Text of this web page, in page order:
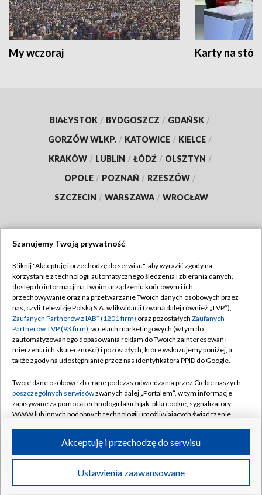
My wczoraj Karty na
BIAŁYSTOK / BYDGOSZCZ / GDAŃSK /
GORZÓW WLKP. / KATOWICE / KIELCE /
KRAKÓW / LUBLIN / ŁÓDŹ / OLSZTYN /
OPOLE / POZNAŃ / RZESZÓW /
SZCZECIN / WARSZAWA / WROCŁAW
TVP
Abonament TVP
Emisja w TVP
Centrum informacji TVP
Naziemna Telewizja Cyfrowa
Rada Programowa
System NOS
Informacje o nadawcy
Program dla prasy
Ogłoszenie przetargowe
Regulamin TVP
Polityka prywatności
Moje zgody
Pomoc
Kontakt
Kanały
©2026 Telewizja Polska S.A. w likwidacji
Szanujemy Twoją prywatność
Kliknij "Akceptuję i przechodzę do serwisu", aby wyrazić zgody na
korzystanie z technologii automatycznego śledzenia i zbierania danych,
dostęp do informacji na Twoim urządzeniu końcowym i ich
przechowywanie oraz na przetwarzanie Twoich danych osobowych przez
nas, czyli Telewizję Polską S.A. w likwidacji (zwaną dalej również „TVP”),
Zaufanych Partnerów z IAB* (1201 firm) oraz pozostałych Zaufanych
Partnerów TVP (93 firm), w celach marketingowych (w tym do
zautomatyzowanego dopasowania reklam do Twoich zainteresowań i
mierzenia ich skuteczności) i pozostałych, które wskazujemy poniżej, a
także zgody na udostępnianie przez nas identyfikatora PPID do Google.
Twoje dane osobowe zbierane podczas odwiedzania przez Ciebie naszych
poszczególnych serwisówzwanych dalej „Portalem”, w tym informacje
zapisywane za pomocą technologii takich jak: pliki cookie, sygnalizatory
WWW lub innych podobnych technologii umożliwiających świadczenie
ruchu w Internecie.
Twoje dane osobowe zbierane podczas odwiedzania przez Ciebie
poszczególnych serwisówna Portalu, takie jak adresy IP, identyfikatory
Ustawienia zaawansowane
Akceptuję i przechodzę do serwisu